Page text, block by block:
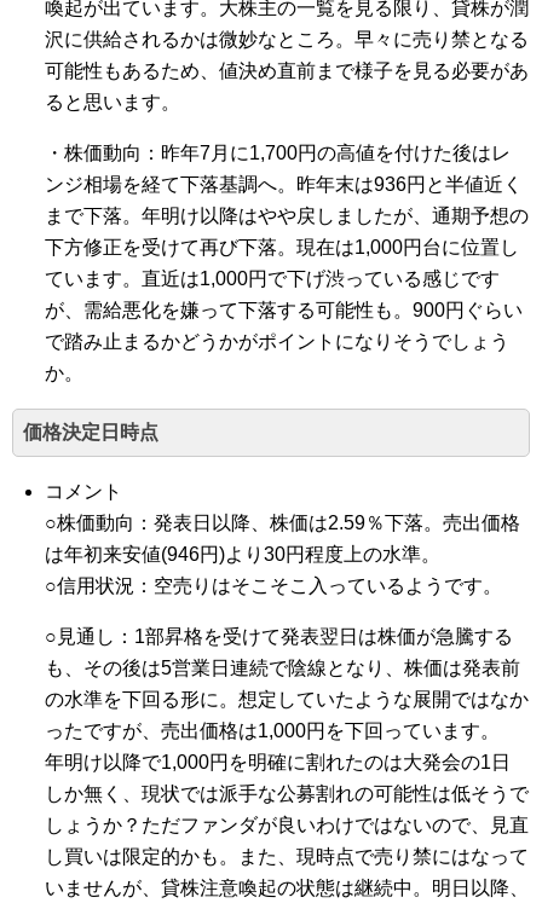
喚起が出ています。大株主の一覧を見る限り、貸株が潤
沢に供給されるかは微妙なところ。早々に売り禁となる
可能性もあるため、値決め直前まで様子を見る必要があ
ると思います。
・株価動向：昨年7月に1,700円の高値を付けた後はレ
ンジ相場を経て下落基調へ。昨年末は936円と半値近く
まで下落。年明け以降はやや戻しましたが、通期予想の
下方修正を受けて再び下落。現在は1,000円台に位置し
ています。直近は1,000円で下げ渋っている感じです
が、需給悪化を嫌って下落する可能性も。900円ぐらい
で踏み止まるかどうかがポイントになりそうでしょう
か。
価格決定日時点
コメント
○株価動向：発表日以降、株価は2.59％下落。売出価格
は年初来安値(946円)より30円程度上の水準。
○信用状況：空売りはそこそこ入っているようです。
○見通し：1部昇格を受けて発表翌日は株価が急騰する
も、その後は5営業日連続で陰線となり、株価は発表前
の水準を下回る形に。想定していたような展開ではなか
ったですが、売出価格は1,000円を下回っています。
年明け以降で1,000円を明確に割れたのは大発会の1日
しか無く、現状では派手な公募割れの可能性は低そうで
しょうか？ただファンダが良いわけではないので、見直
し買いは限定的かも。また、現時点で売り禁にはなって
いませんが、貸株注意喚起の状態は継続中。明日以降、